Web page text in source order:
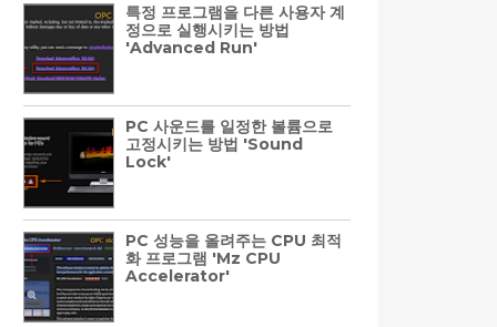
특정 프로그램을 다른 사용자 계
정으로 실행시키는 방법
'Advanced Run'
PC 사운드를 일정한 볼륨으로
고정시키는 방법 'Sound
Lock'
PC 성능을 올려주는 CPU 최적
화 프로그램 'Mz CPU
Accelerator'